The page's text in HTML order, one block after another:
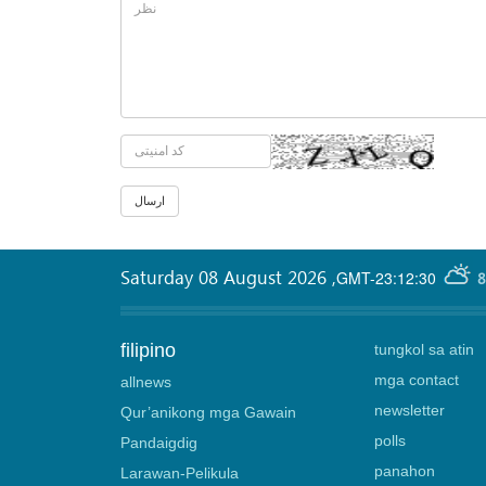
GMT-23:12:30
Saturday 08 August 2026 ,
filipino
allnews
Qur’anikong mga Gawain
Pandaigdig
Larawan-Pelikula
tungkol sa atin
mga contact
newsletter
polls
panahon